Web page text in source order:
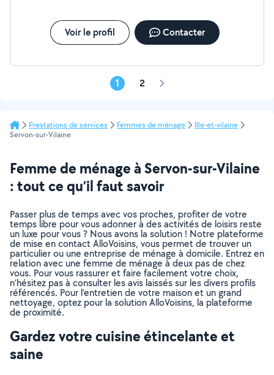
Rayon d'activité: 15 minutes autour de châteaugiron Au
plaisir de pouvoir échanger sur vos besoins, Alexandre
Voir le profil Contacter
1 2 Page
Prestations de services Femmes de ménage
Ille-et-vilaine
Servon-sur-Vilaine
Femme de ménage à Servon-sur-Vilaine
: tout ce qu’il faut savoir
Passer plus de temps avec vos proches, profiter de votre
temps libre pour vous adonner à des activités de loisirs reste
un luxe pour vous ? Nous avons la solution ! Notre plateforme
de mise en contact AlloVoisins, vous permet de trouver un
particulier ou une entreprise de ménage à domicile. Entrez en
relation avec une femme de ménage à deux pas de chez
vous. Pour vous rassurer et faire facilement votre choix,
n’hésitez pas à consulter les avis laissés sur les divers profils
référencés. Pour l’entretien de votre maison et un grand
nettoyage, optez pour la solution AlloVoisins, la plateforme
de proximité.
Gardez votre cuisine étincelante et
saine